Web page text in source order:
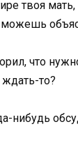
твоя
что
то?
нибудь